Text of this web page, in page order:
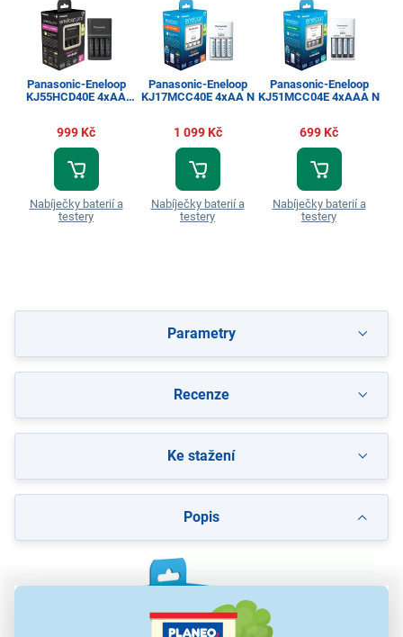
Panasonic-Eneloop
KJ55HCD40E 4xAA
999 Kč
Nabíječky baterií a
testery
Panasonic-Eneloop
KJ17MCC40E 4xAA N
1 099 Kč
Nabíječky baterií a
testery
Panasonic-Eneloop
KJ51MCC04E 4xAAA N
699 Kč
Nabíječky baterií a
testery
Popis
Parametry
Recenze
Ke stažení